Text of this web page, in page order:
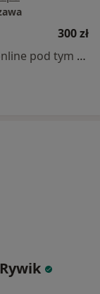
300 zł
Specjalista nie oferuje umawiania online pod tym adresem.